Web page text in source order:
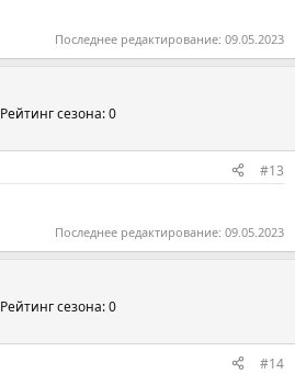
Последнее редактирование: 09.05.2023
Рейтинг сезона: 0
#13
Последнее редактирование: 09.05.2023
Рейтинг сезона: 0
#14